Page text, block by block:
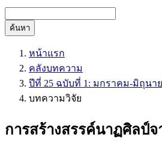
ค้นหา
หน้าแรก
คลังบทความ
ปีที่ 25 ฉบับที่ 1: มกราคม-มิถุนาย
บทความวิจัย
การสร้างสรรค์นาฏศิลป์